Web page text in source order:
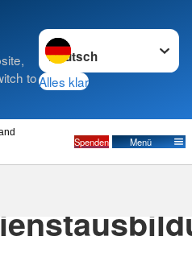
to
Sprache wechseln zu
Alles klar
Spenden Menü